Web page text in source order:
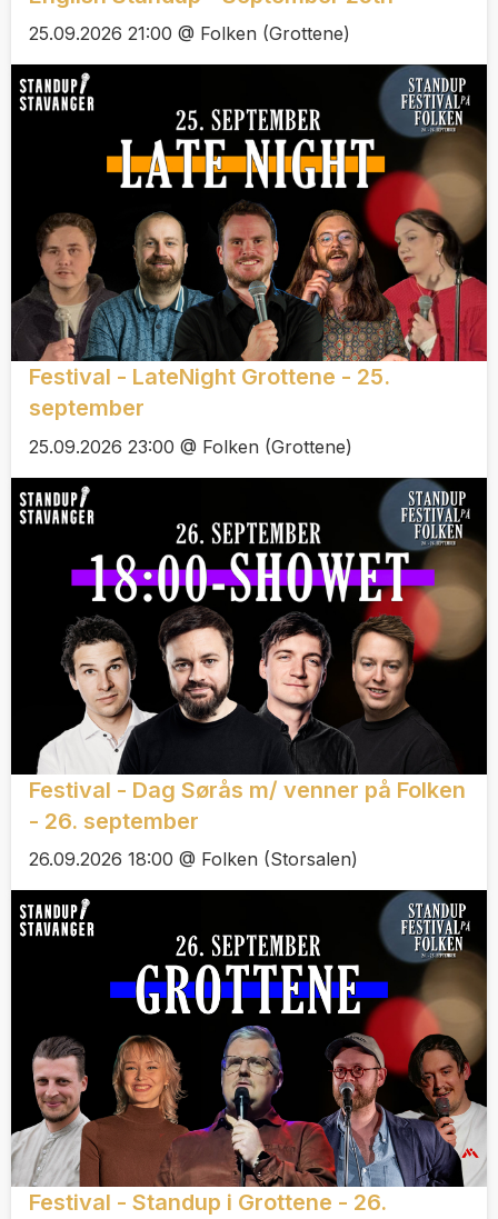
25.09.2026 21:00 @ Folken (Grottene)
Festival - LateNight Grottene - 25.
september
25.09.2026 23:00 @ Folken (Grottene)
Festival - Dag Sørås m/ venner på Folken
- 26. september
26.09.2026 18:00 @ Folken (Storsalen)
Festival - Standup i Grottene - 26.